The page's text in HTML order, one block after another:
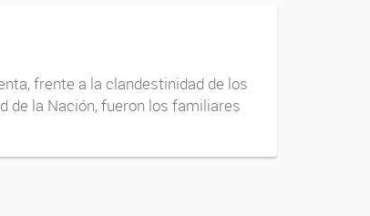
frente a la clandestinidad de los
de la Nación, fueron los familiares